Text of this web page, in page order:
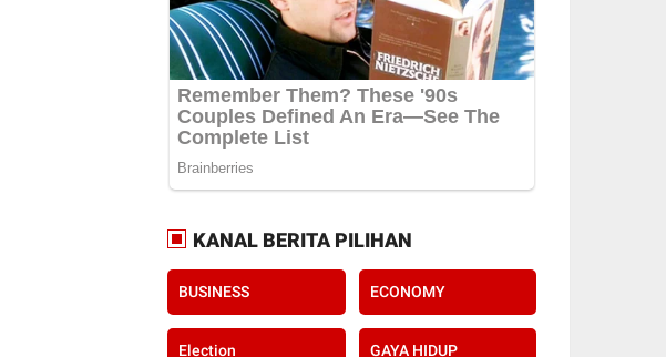
KANAL BERITA PILIHAN
BUSINESS ECONOMY
Election GAYA HIDUP